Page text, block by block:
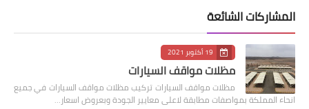
المشاركات الشائعة
19 أكتوبر 2021
مظلات مواقف السيارات
مظلات مواقف السيارات تركيب مظلات مواقف السيارات في جميع
انحاء المملكة بمواصفات مطابقة لاعلى معايير الجودة وبعروض اسعار…